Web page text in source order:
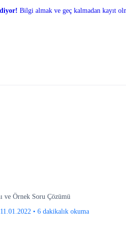
Bilgi almak ve geç kalmadan kayıt
ve Örnek Soru Çözümü
• 6 dakikalık okuma